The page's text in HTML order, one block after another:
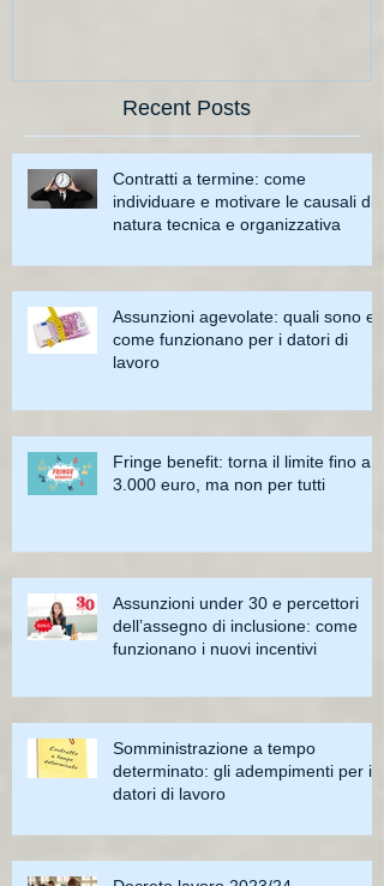
Recent Posts
Contratti a termine: come
individuare e motivare le causali di
natura tecnica e organizzativa
Assunzioni agevolate: quali sono e
come funzionano per i datori di
lavoro
Fringe benefit: torna il limite fino a
3.000 euro, ma non per tutti
Assunzioni under 30 e percettori
dell’assegno di inclusione: come
funzionano i nuovi incentivi
Somministrazione a tempo
determinato: gli adempimenti per i
datori di lavoro